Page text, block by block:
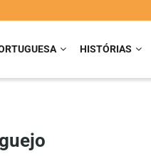
HISTÓRIAS